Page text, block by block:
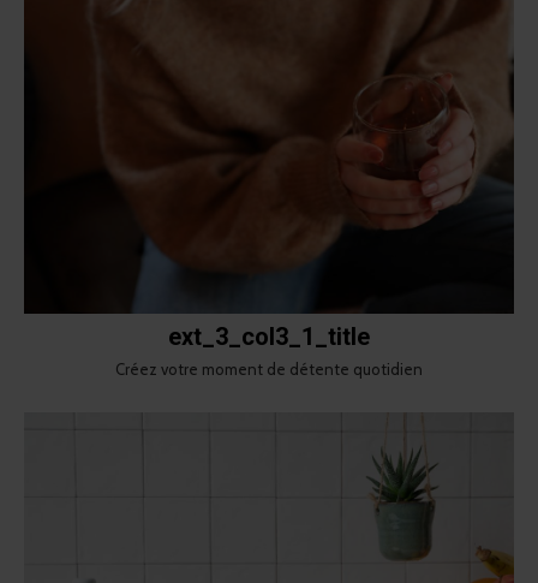
ext_3_col3_1_title
Créez votre moment de détente quotidien